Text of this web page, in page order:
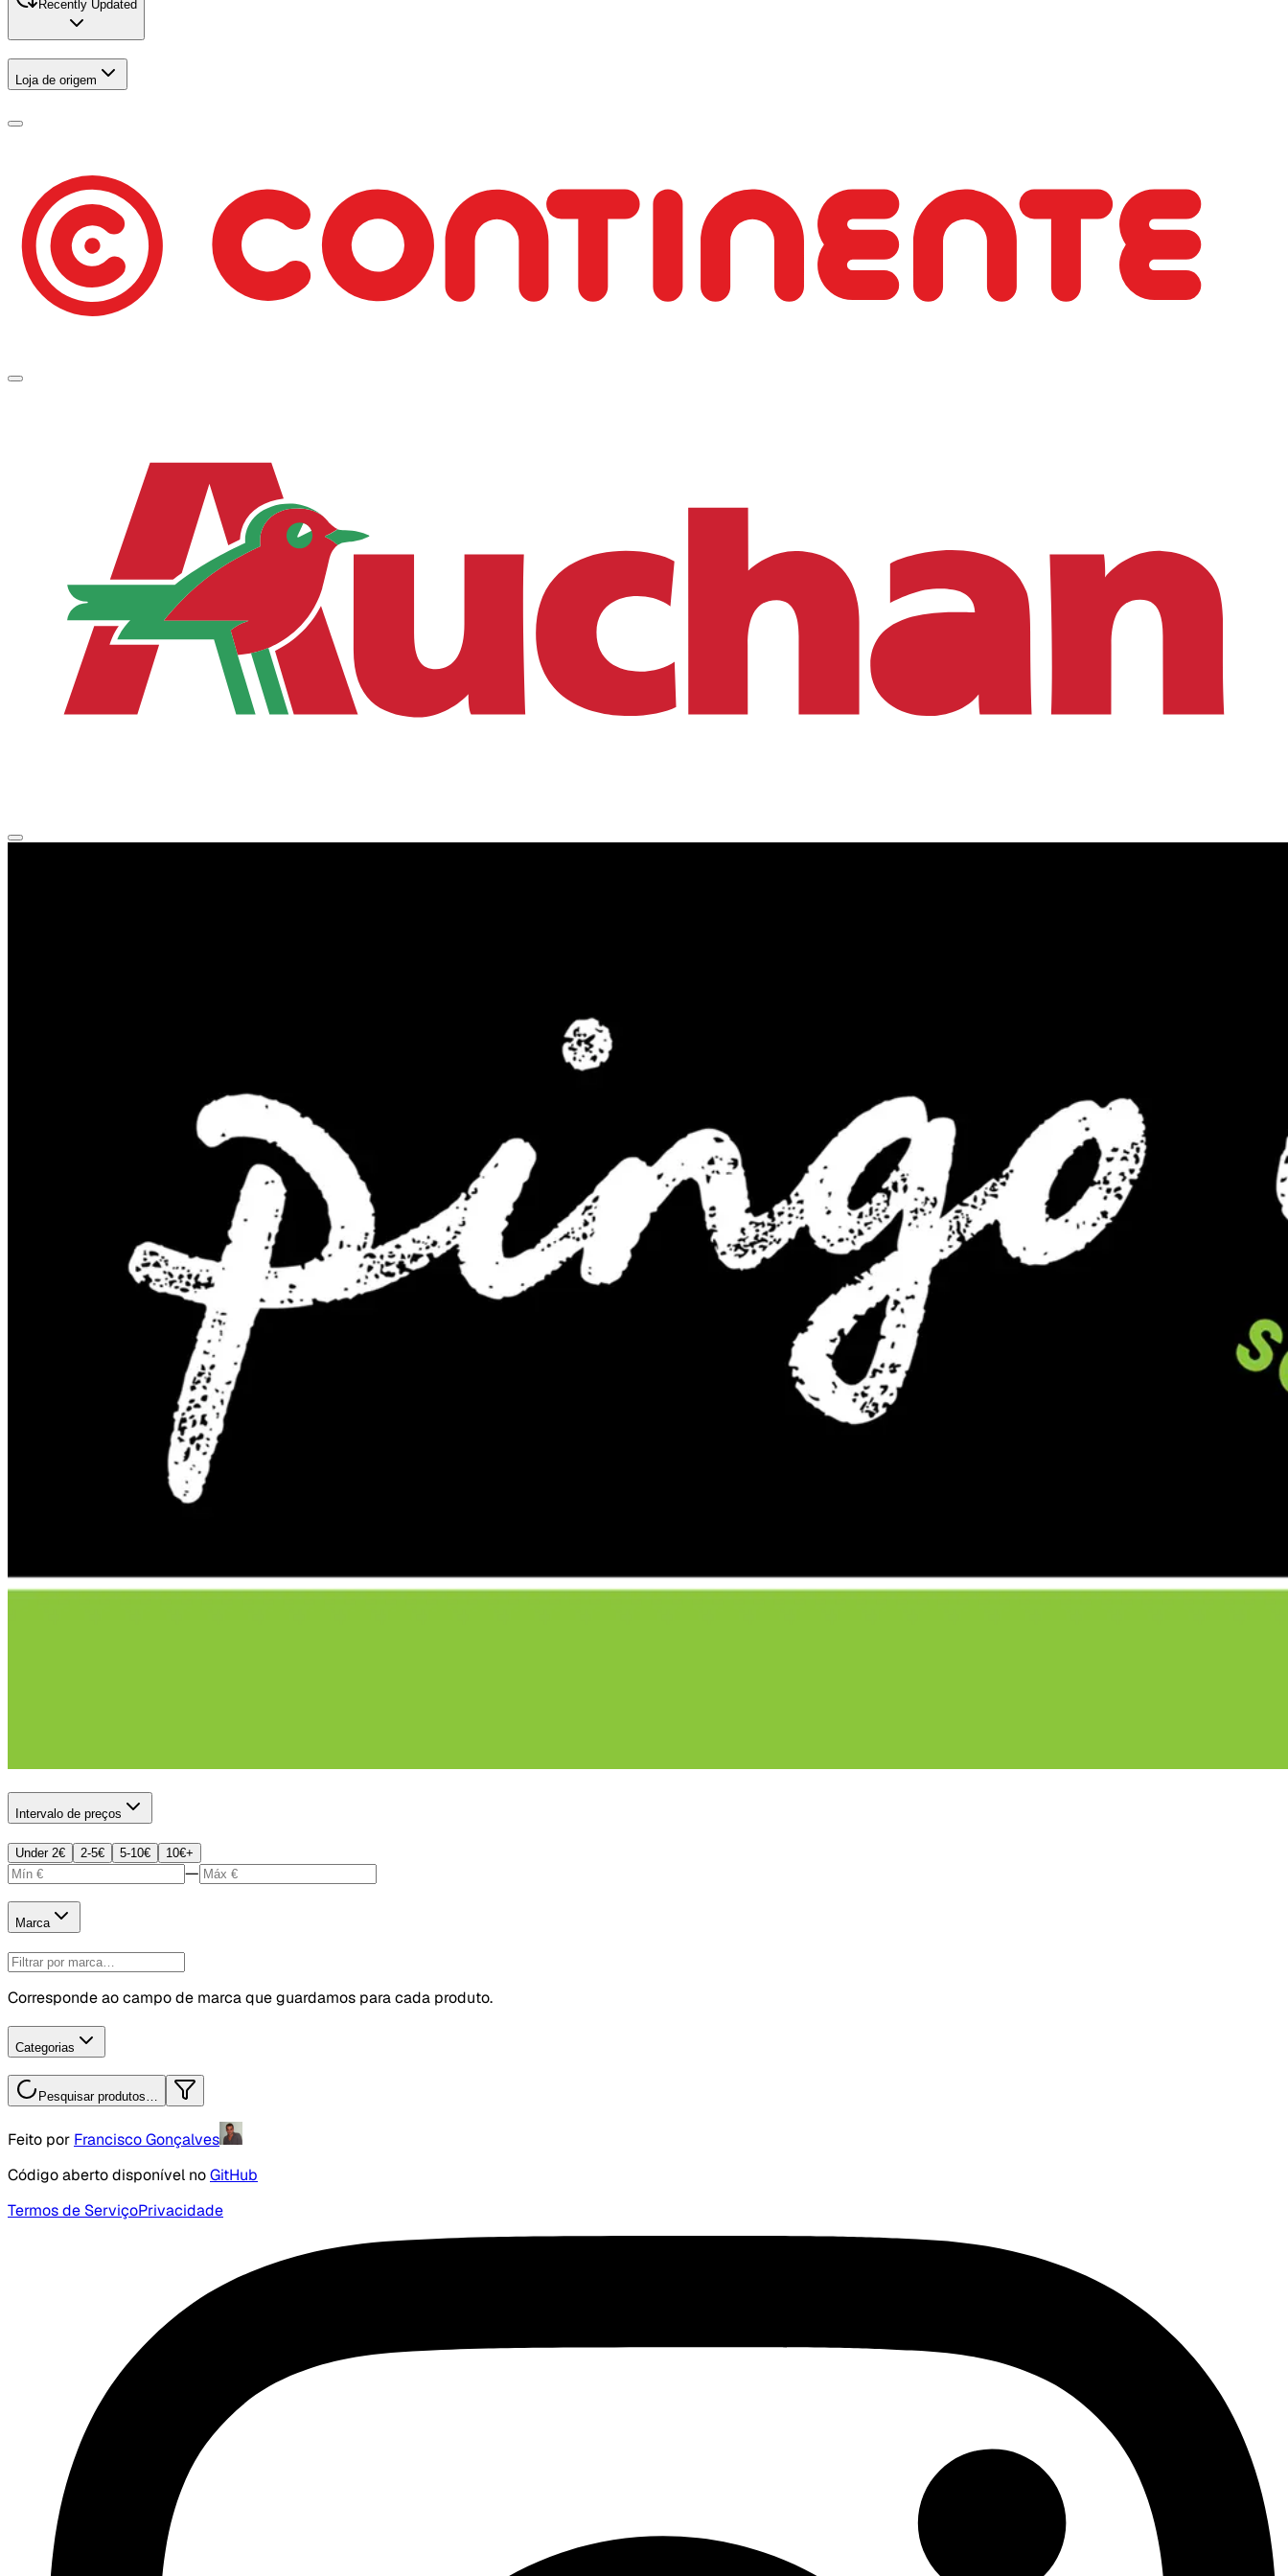
Recently Updated
Loja de origem
Intervalo de preços
Under 2€ 2-5€ 5-10€ 10€+
—
Marca
Corresponde ao campo de marca que guardamos para cada produto.
Categorias
Pesquisar produtos…
Feito por Francisco Gonçalves
Código aberto disponível noGitHub
Termos de ServiçoPrivacidade